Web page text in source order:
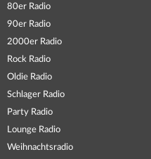
80er Radio
90er Radio
2000er Radio
Rock Radio
Oldie Radio
Schlager Radio
Party Radio
Lounge Radio
Weihnachtsradio